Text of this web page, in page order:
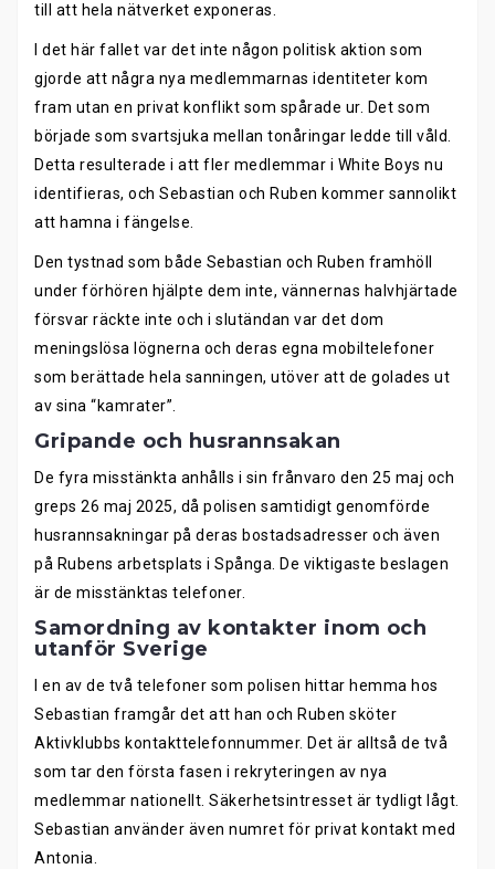
till att hela nätverket exponeras.
I det här fallet var det inte någon politisk aktion som
gjorde att några nya medlemmarnas identiteter kom
fram utan en privat konflikt som spårade ur. Det som
började som svartsjuka mellan tonåringar ledde till våld.
Detta resulterade i att fler medlemmar i White Boys nu
identifieras, och Sebastian och Ruben kommer sannolikt
att hamna i fängelse.
Den tystnad som både Sebastian och Ruben framhöll
under förhören hjälpte dem inte, vännernas halvhjärtade
försvar räckte inte och i slutändan var det dom
meningslösa lögnerna och deras egna mobiltelefoner
som berättade hela sanningen, utöver att de golades ut
av sina “kamrater”.
Gripande och husrannsakan
De fyra misstänkta anhålls i sin frånvaro den 25 maj och
greps 26 maj 2025, då polisen samtidigt genomförde
husrannsakningar på deras bostadsadresser och även
på Rubens arbetsplats i Spånga. De viktigaste beslagen
är de misstänktas telefoner.
Samordning av kontakter inom och
utanför Sverige
I en av de två telefoner som polisen hittar hemma hos
Sebastian framgår det att han och Ruben sköter
Aktivklubbs kontakttelefonnummer. Det är alltså de två
som tar den första fasen i rekryteringen av nya
medlemmar nationellt. Säkerhetsintresset är tydligt lågt.
Sebastian använder även numret för privat kontakt med
Antonia.